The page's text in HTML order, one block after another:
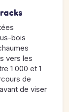
bois
vers les
1 000 et 1
de
de viser